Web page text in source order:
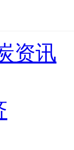
资讯